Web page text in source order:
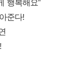
행복해요”
준다!